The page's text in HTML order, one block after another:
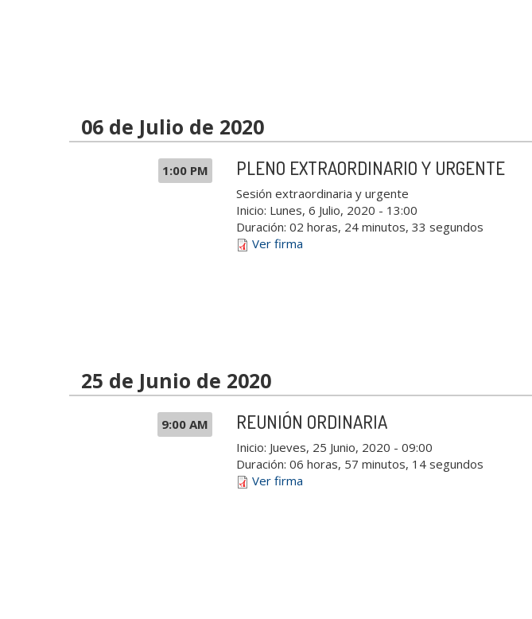
06 de Julio de 2020
1:00 PM PLENO EXTRAORDINARIO Y URGENTE
Sesión extraordinaria y urgente
Inicio: Lunes, 6 Julio, 2020 - 13:00
Duración: 02 horas, 24 minutos, 33 segundos
Ver firma
25 de Junio de 2020
9:00 AM REUNIÓN ORDINARIA
Inicio: Jueves, 25 Junio, 2020 - 09:00
Duración: 06 horas, 57 minutos, 14 segundos
Ver firma